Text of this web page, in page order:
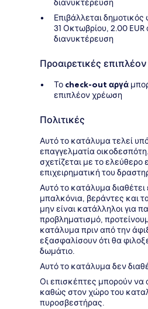
διανυκτέρευση
Επιβάλλεται
31 Οκτωβρίου, 2.00
διανυκτέρευση
Προαιρετικές
Το check-out αργά
επιπλέον χρέωση
Πολιτικές
Αυτό το κατάλυμα τελεί
επαγγελματία
σχετίζεται με το
επιχειρηματική του
Αυτό το κατάλυμα
μπαλκόνια, βεράντες και
μην είναι κατάλληλοι για
προβληματισμό,
κατάλυμα πριν από την
εξασφαλίσουν ότι θα
δωμάτιο.
Αυτό το κατάλυμα δεν
Οι επισκέπτες μπορούν να
καθώς στον χώρο του
πυροσβεστήρας.